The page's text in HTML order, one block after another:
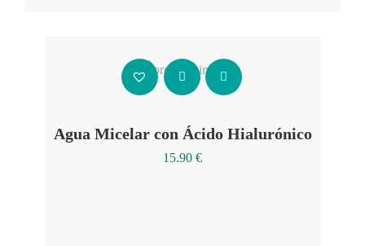
Añadir al carrito
Agua Micelar con Ácido Hialurónico
15.90 €